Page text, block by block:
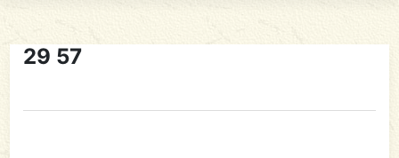
29 57